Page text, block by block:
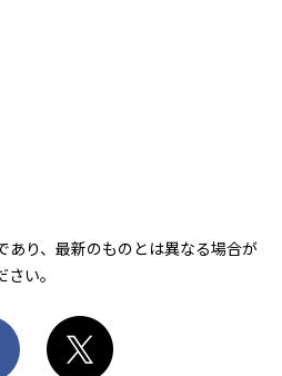
あり、最新のものとは異なる場合が
い。